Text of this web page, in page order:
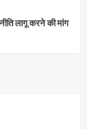
लागू करने की मांग